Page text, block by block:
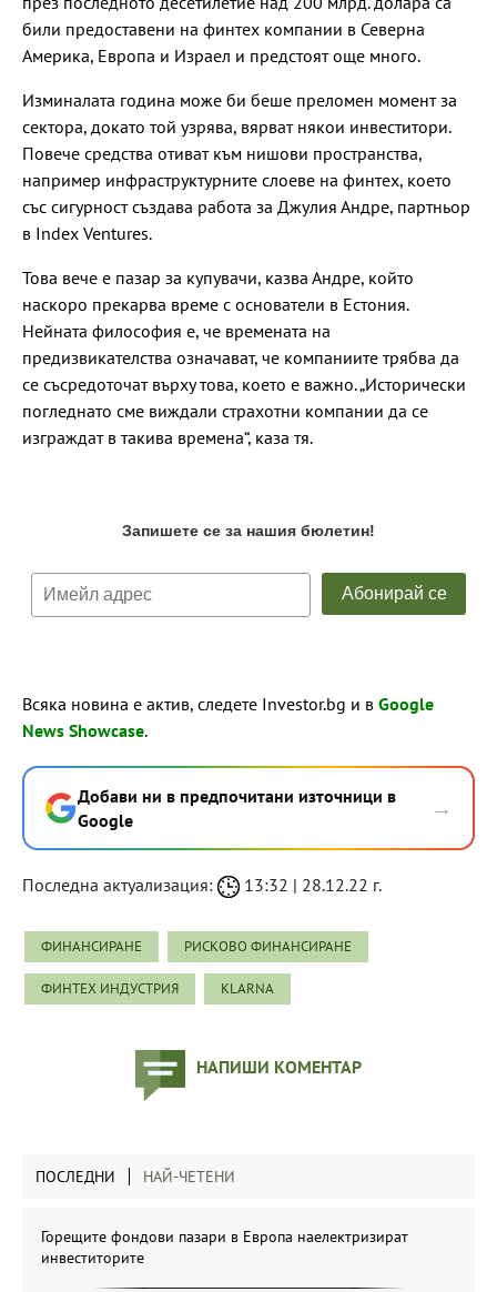
били предоставени на финтех компании в Северна
Америка, Европа и Израел и предстоят още много.
Изминалата година може би беше преломен момент за
сектора, докато той узрява, вярват някои инвеститори.
Повече средства отиват към нишови пространства,
например инфраструктурните слоеве на финтех, което
със сигурност създава работа за Джулия Андре, партньор
в Index Ventures.
Това вече е пазар за купувачи, казва Андре, който
наскоро прекарва време с основатели в Естония.
Нейната философия е, че времената на
предизвикателства означават, че компаниите трябва да
се съсредоточат върху това, което е важно. „Исторически
погледнато сме виждали страхотни компании да се
изграждат в такива времена“, каза тя.
Всяка новина е актив, следете Investor.bg и в Google
News Showcase.
Добави ни в предпочитани източници в
Google
→
Последна актуализация: 13:32 | 28.12.22 г.
ФИНАНСИРАНЕ РИСКОВО ФИНАНСИРАНЕ
ФИНТЕХ ИНДУСТРИЯ KLARNA
НАПИШИ КОМЕНТАР
ПОСЛЕДНИ НАЙ-ЧЕТЕНИ
Горещите фондови пазари в Европа наелектризират
инвеститорите